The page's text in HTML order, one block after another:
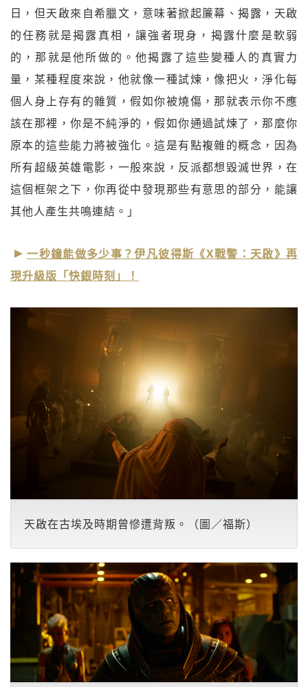
日，但天啟來自希臘文，意味著掀起簾幕、揭露，天啟
的任務就是揭露真相，讓強者現身，揭露什麼是軟弱
的，那就是他所做的。他揭露了這些變種人的真實力
量，某種程度來說，他就像一種試煉，像把火，淨化每
個人身上存有的雜質，假如你被燒傷，那就表示你不應
該在那裡，你是不純淨的，假如你通過試煉了，那麼你
原本的這些能力將被強化。這是有點複雜的概念，因為
所有超級英雄電影，一般來說，反派都想毀滅世界，在
這個框架之下，你再從中發現那些有意思的部分，能讓
其他人產生共鳴連結。」
一秒鐘能做多少事？伊凡彼得斯《X戰警：天啟》再
現升級版「快銀時刻」！
天啟在古埃及時期曾慘遭背叛。（圖／福斯）